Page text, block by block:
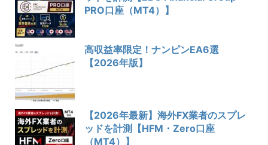
PRO口座（MT4）】
高収益率限定！ナンピンEA6選
【2026年版】
【2026年最新】海外FX業者のスプレ
ッドを計測【HFM・Zero口座
（MT4）】